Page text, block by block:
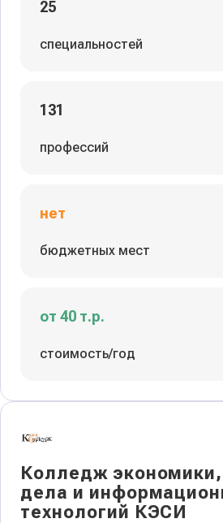
25
специальностей
131
профессий
нет
бюджетных мест
от 40 т.р.
стоимость/год
Колледж экономики,
дела и
технологий КЭСИ